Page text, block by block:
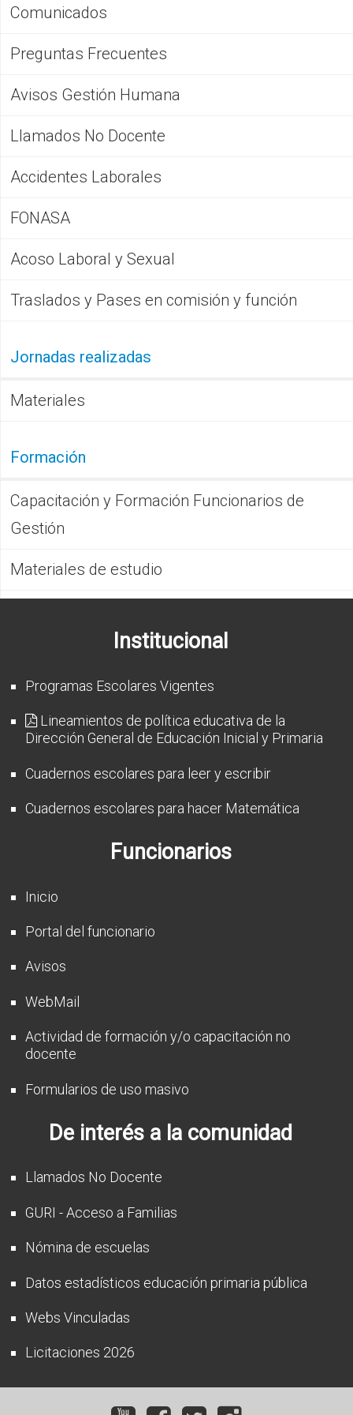
csilveira@dgeip.edu.uy
Mails de contacto: fojasdocentes@dgeip.edu.uy
Ints. 3301-3302-3303
fojanodocente@dgeip.edu.uy
Comunicados
Preguntas Frecuentes
Avisos Gestión Humana
Llamados No Docente
Accidentes Laborales
FONASA
Acoso Laboral y Sexual
Traslados y Pases en comisión y función
Jornadas realizadas
Materiales
Formación
Capacitación y Formación Funcionarios de
Gestión
Materiales de estudio
Institucional
Programas Escolares Vigentes
Lineamientos de política educativa de la
Dirección General de Educación Inicial y Primaria
Cuadernos escolares para leer y escribir
Cuadernos escolares para hacer Matemática
Funcionarios
Inicio
Portal del funcionario
Avisos
WebMail
Actividad de formación y/o capacitación no
docente
Formularios de uso masivo
De interés a la comunidad
Llamados No Docente
GURI - Acceso a Familias
Nómina de escuelas
Datos estadísticos educación primaria pública
Webs Vinculadas
Licitaciones 2026